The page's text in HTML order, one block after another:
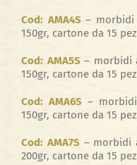
Cod: AMA4S – morbidi
150gr, cartone da 15
Cod: AMA5S – morbidi
150gr, cartone da 15
Cod: AMA6S –
150gr, cartone da 15
Cod: AMA7S – morbidi
200gr, cartone da 15